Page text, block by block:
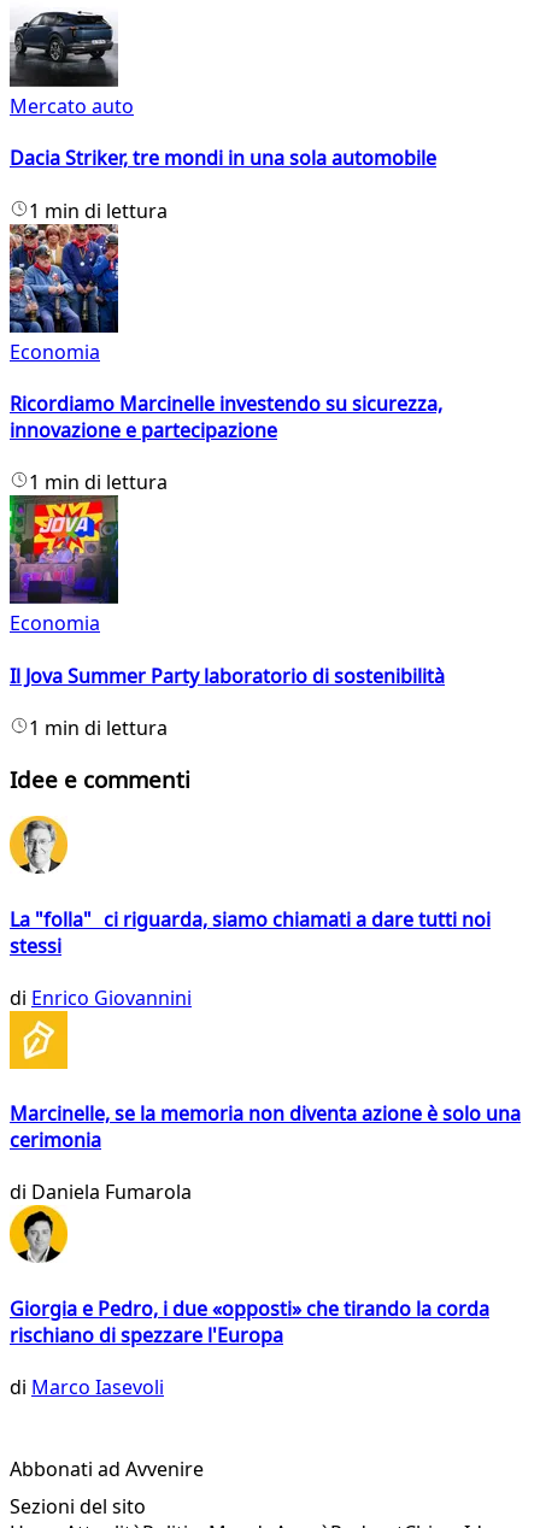
Mercato auto
Dacia Striker, tre mondi in una sola automobile
1 min di lettura
Economia
Ricordiamo Marcinelle investendo su sicurezza,
innovazione e partecipazione
1 min di lettura
Economia
Il Jova Summer Party laboratorio di sostenibilità
1 min di lettura
Idee e commenti
La "folla" ci riguarda, siamo chiamati a dare tutti noi
stessi
di Enrico Giovannini
Marcinelle, se la memoria non diventa azione è solo una
cerimonia
di Daniela Fumarola
Giorgia e Pedro, i due «opposti» che tirando la corda
rischiano di spezzare l'Europa
di Marco Iasevoli
Abbonati ad Avvenire
Sezioni del sito